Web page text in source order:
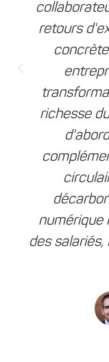
retours
richesse
numérique
des salariés,